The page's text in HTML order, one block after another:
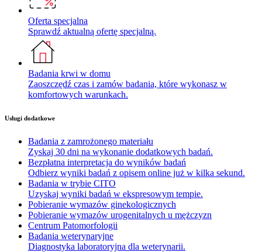
Oferta specjalna
Sprawdź aktualną ofertę specjalną.
Badania krwi w domu
Zaoszczędź czas i zamów badania, które wykonasz w
komfortowych warunkach.
Usługi dodatkowe
Badania z zamrożonego materiału
Zyskaj 30 dni na wykonanie dodatkowych badań.
Bezpłatna interpretacja do wyników badań
Odbierz wyniki badań z opisem online już w kilka sekund.
Badania w trybie CITO
Uzyskaj wyniki badań w ekspresowym tempie.
Pobieranie wymazów ginekologicznych
Pobieranie wymazów urogenitalnych u mężczyzn
Centrum Patomorfologii
Badania weterynaryjne
Diagnostyka laboratoryjna dla weterynarii.